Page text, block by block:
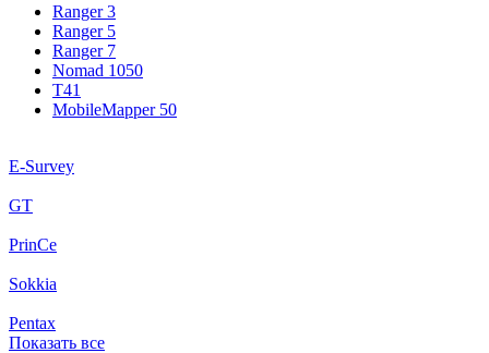
Ranger 3
Ranger 5
Ranger 7
Nomad 1050
T41
MobileMapper 50
E-Survey
GT
PrinCe
Sokkia
Pentax
Показать все